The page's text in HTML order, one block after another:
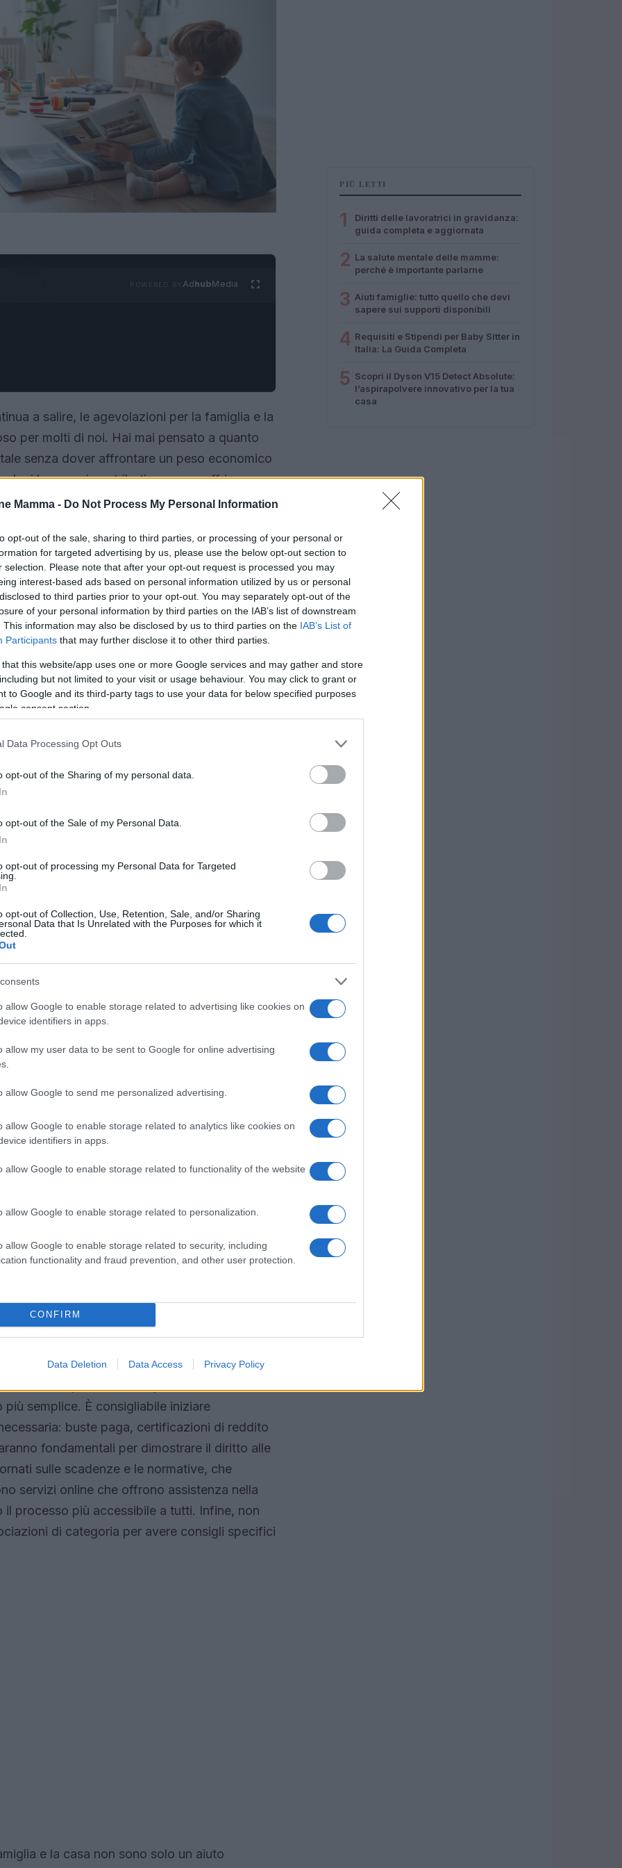
Mamma - Do Not Process My Personal Information
opt-out of the sale, sharing to third parties, or processing of your personal or
for targeted advertising by us, please use the below opt-out section to
selection. Please note that after your opt-out request is processed you may
interest-based ads based on personal information utilized by us or personal
to third parties prior to your opt-out. You may separately opt-out of the
of your personal information by third parties on the IAB’s list of downstream
This information may also be disclosed by us to third parties on the IAB’s List of
Participants that may further disclose it to other third parties.
that this website/app uses one or more Google services and may gather and store
but not limited to your visit or usage behaviour. You may click to grant or
to Google and its third-party tags to use your data for below specified purposes
consent section.
Data Processing Opt Outs
opt-out of the Sharing of my personal data.
opt-out of the Sale of my Personal Data.
opt-out of processing my Personal Data for Targeted
opt-out of Collection, Use, Retention, Sale, and/or Sharing
Data that Is Unrelated with the Purposes for which it
allow Google to enable storage related to advertising like cookies on
identifiers in apps.
allow my user data to be sent to Google for online advertising
allow Google to send me personalized advertising.
allow Google to enable storage related to analytics like cookies on
identifiers in apps.
allow Google to enable storage related to functionality of the website
allow Google to enable storage related to personalization.
allow Google to enable storage related to security, including
functionality and fraud prevention, and other user protection.
CONFIRM
Data Deletion Data Access Privacy Policy
AdhubMedia
a salire, le agevolazioni per la famiglia e la
per molti di noi. Hai mai pensato a quanto
senza dover affrontare un peso economico
che i bonus e i contributi possono offrire,
rendendo più accessibile l’acquisto, la
disponibili
conoscere le varie opzioni a
variare da 100 a 150€ all’anno, oppure
e i 200€. Ci sono anche contributi più
fino a 5000€ all’anno, pensati per spese
o l’acquisto di nuovi mobili. Ma quali
di agevolazione ha requisiti specifici, spesso
del nucleo e al tipo di spesa sostenuta. È
di spesa sono ammissibili e le modalità di
preziose.
nella gestione delle spese
possano incidere le agevolazioni sulle finanze
modesto, ma sommato ad altri
nel bilancio di una famiglia. Pensiamo
per la salute o anche semplicemente per la
euro risparmiato è un euro guadagnato.
le spese correnti, ma offrono anche
Ristrutturare la propria casa, ad esempio,
aumenta anche il valore dell’immobile nel
e risparmio rende queste agevolazioni
pratiche e consigli
un processo complicato, ma con le
semplice. È consigliabile iniziare
buste paga, certificazioni di reddito
fondamentali per dimostrare il diritto alle
sulle scadenze e le normative, che
servizi online che offrono assistenza nella
processo più accessibile a tutti. Infine, non
di categoria per avere consigli specifici
e la casa non sono solo un aiuto
PIÙ LETTI
1
Diritti delle lavoratrici in gravidanza:
guida completa e aggiornata
2 La salute mentale delle mamme:
perché è importante parlarne
3 Aiuti famiglie: tutto quello che devi
sapere sui supporti disponibili
4 Requisiti e Stipendi per Baby Sitter in
Italia: La Guida Completa
5 Scopri il Dyson V15 Detect Absolute:
l’aspirapolvere innovativo per la tua
casa